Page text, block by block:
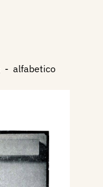
- alfabetico